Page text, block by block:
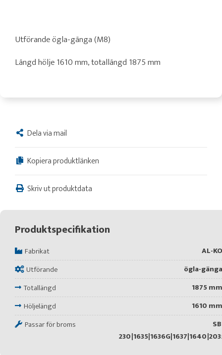
Utförande ögla-gänga (M8)
Längd hölje 1610 mm, totallängd 1875 mm
Dela via mail
Kopiera produktlänken
Skriv ut produktdata
Produktspecifikation
Fabrikat
AL-KO
Utförande
ögla-gänga
Totallängd
1875 mm
Höljelängd
1610 mm
Passar för broms